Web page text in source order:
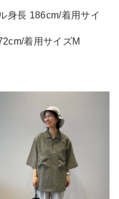
身長 186cm/着用サイ
着用サイズM